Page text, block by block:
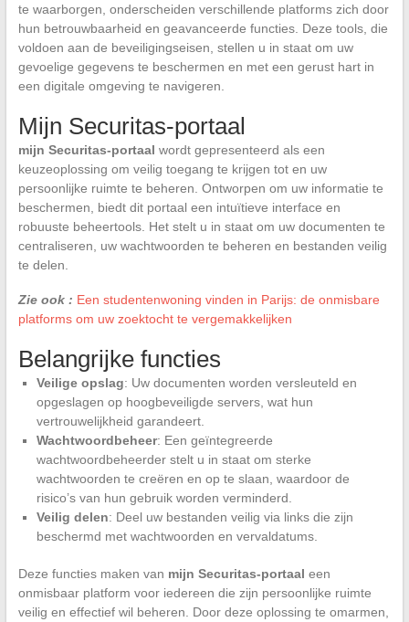
te waarborgen, onderscheiden verschillende platforms zich door
hun betrouwbaarheid en geavanceerde functies. Deze tools, die
voldoen aan de beveiligingseisen, stellen u in staat om uw
gevoelige gegevens te beschermen en met een gerust hart in
een digitale omgeving te navigeren.
Mijn Securitas-portaal
mijn Securitas-portaal wordt gepresenteerd als een
keuzeoplossing om veilig toegang te krijgen tot en uw
persoonlijke ruimte te beheren. Ontworpen om uw informatie te
beschermen, biedt dit portaal een intuïtieve interface en
robuuste beheertools. Het stelt u in staat om uw documenten te
centraliseren, uw wachtwoorden te beheren en bestanden veilig
te delen.
Zie ook : Een studentenwoning vinden in Parijs: de onmisbare
platforms om uw zoektocht te vergemakkelijken
Belangrijke functies
Veilige opslag: Uw documenten worden versleuteld en
opgeslagen op hoogbeveiligde servers, wat hun
vertrouwelijkheid garandeert.
Wachtwoordbeheer: Een geïntegreerde
wachtwoordbeheerder stelt u in staat om sterke
wachtwoorden te creëren en op te slaan, waardoor de
risico’s van hun gebruik worden verminderd.
Veilig delen: Deel uw bestanden veilig via links die zijn
beschermd met wachtwoorden en vervaldatums.
Deze functies maken van mijn Securitas-portaal een
onmisbaar platform voor iedereen die zijn persoonlijke ruimte
veilig en effectief wil beheren. Door deze oplossing te omarmen,